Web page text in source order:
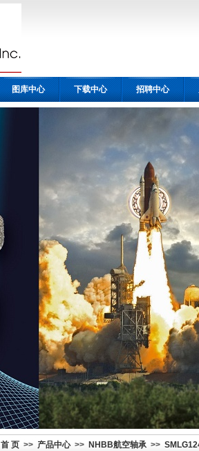
图库中心 下载中心 招聘中心
首 页 >> 产品中心>> NHBB航空轴承 >>